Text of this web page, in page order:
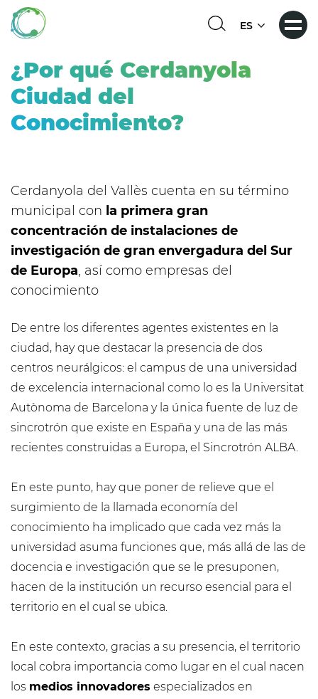
Pasar
contenido
Select
¿Por qué Cerdanyola
Ciudad del
Conocimiento?
Cerdanyola del Vallès cuenta en su término
municipal con la primera gran
concentración de instalaciones de
investigación de gran envergadura del Sur
de Europa, así como empresas del
conocimiento
De entre los diferentes agentes existentes en la
ciudad, hay que destacar la presencia de dos
centros neurálgicos: el campus de una universidad
de excelencia internacional como lo es la Universitat
Autònoma de Barcelona y la única fuente de luz de
sincrotrón que existe en España y una de las más
recientes construidas a Europa, el Sincrotrón ALBA.
En este punto, hay que poner de relieve que el
surgimiento de la llamada economía del
conocimiento ha implicado que cada vez más la
universidad asuma funciones que, más allá de las de
docencia e investigación que se le presuponen,
hacen de la institución un recurso esencial para el
territorio en el cual se ubica.
En este contexto, gracias a su presencia, el territorio
local cobra importancia como lugar en el cual nacen
los medios innovadores especializados en